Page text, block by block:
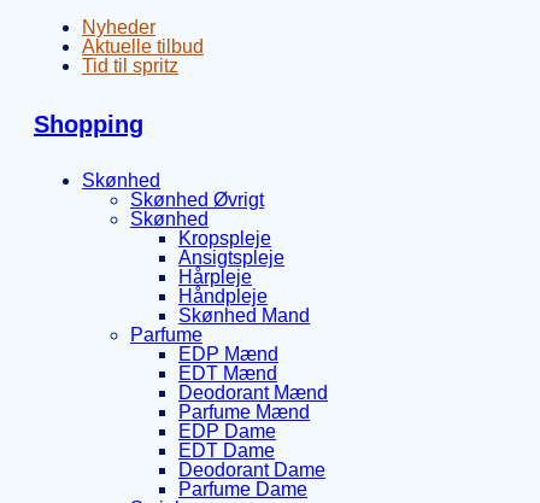
Nyheder
Aktuelle tilbud
Tid til spritz
Shopping
Skønhed
Skønhed Øvrigt
Skønhed
Kropspleje
Ansigtspleje
Hårpleje
Håndpleje
Skønhed Mand
Parfume
EDP Mænd
EDT Mænd
Deodorant Mænd
Parfume Mænd
EDP Dame
EDT Dame
Deodorant Dame
Parfume Dame